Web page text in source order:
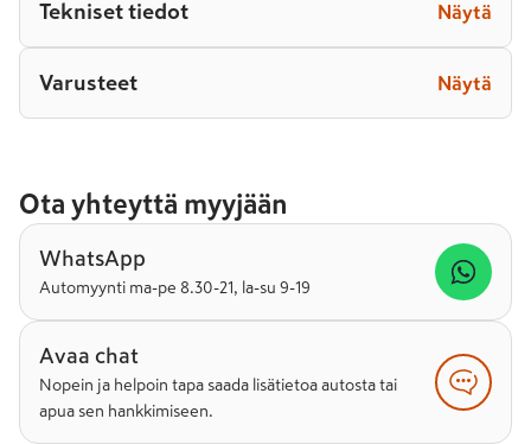
Tekniset tiedot Näytä
Varusteet Näytä
Ota yhteyttä myyjään
WhatsApp
Automyynti ma-pe 8.30-21, la-su 9-19
Avaa chat
Nopein ja helpoin tapa saada lisätietoa autosta tai
apua sen hankkimiseen.